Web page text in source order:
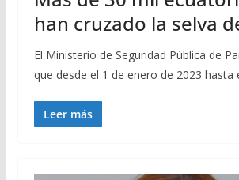
han cruzado la selva
El Ministerio de Seguridad Pública de
que desde el 1 de enero de 2023 hasta
Leer más